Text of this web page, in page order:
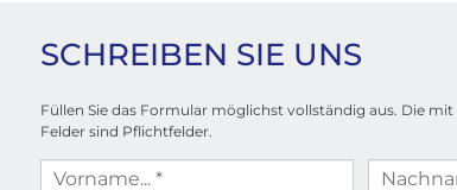
SCHREIBEN SIE UNS
Füllen Sie das Formular möglichst vollständig aus. Die
Felder sind Pflichtfelder.